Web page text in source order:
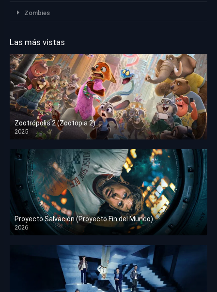
Zombies
Las más vistas
Zootrópolis 2 (Zootopia 2)
2025
HD 1080p
Proyecto Salvación (Proyecto Fin del Mundo)
2026
HD 1080p